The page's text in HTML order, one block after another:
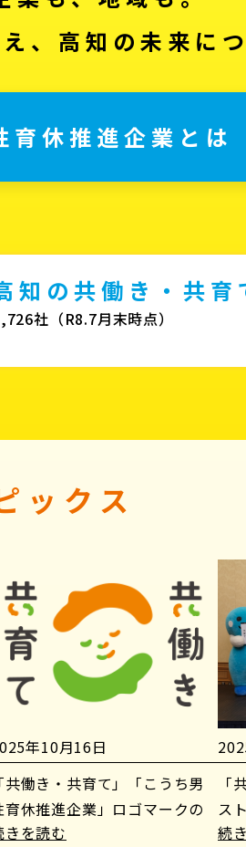
、高知の未来に
育休推進企業とは
の共働き・共育
社（R8.7月末時点）
ックス
年10月16日
「共働き・共育て」「こうち男
育休推進企業」ロゴマークの
について
きを読む
「
ス
た
続